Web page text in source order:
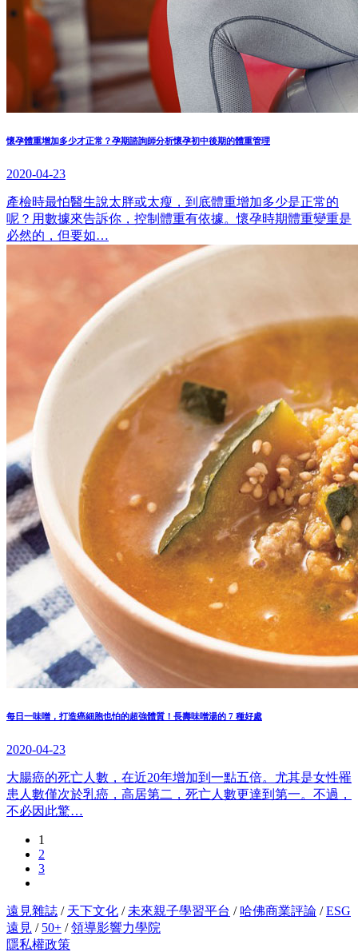
懷孕體重增加多少才正常？孕期諮詢師分析懷孕初中後期的體重管理
2020-04-23
產檢時最怕醫生說太胖或太瘦，到底體重增加多少是正常的
呢？用數據來告訴你，控制體重有依據。懷孕時期體重變重是
必然的，但要如…
每日一味噌，打造癌細胞也怕的超強體質！長壽味噌湯的 7 種好處
2020-04-23
大腸癌的死亡人數，在近20年增加到一點五倍。尤其是女性罹
患人數僅次於乳癌，高居第二，死亡人數更達到第一。不過，
不必因此驚…
1
2
3
遠見雜誌 / 天下文化 / 未來親子學習平台 / 哈佛商業評論 /ESG
遠見 / 50+ /領導影響力學院
隱私權政策